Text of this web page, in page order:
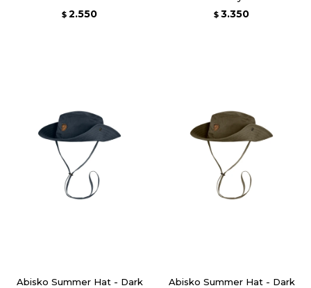
$ 2.550 $ 3.350
Abisko Summer Hat - Dark
Abisko Summer Hat - Dark